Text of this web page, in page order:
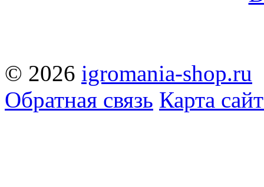
© 2026 igromania-shop.ru
Обратная связь Карта